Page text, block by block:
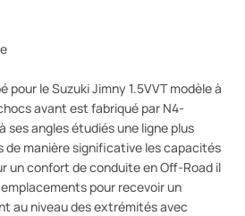
pour le Suzuki Jimny 1.5VVT modèle à
avant est fabriqué par N4-
ses angles étudiés une ligne plus
de manière significative les capacités
un confort de conduite en Off-Road il
pour recevoir un
au niveau des extrémités avec